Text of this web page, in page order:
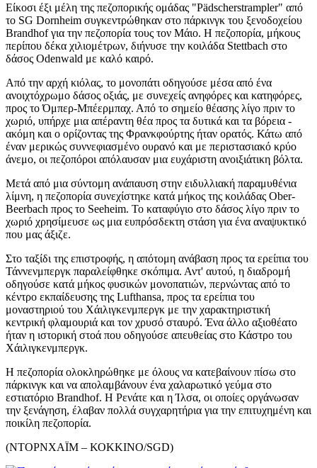
Είκοσι έξι μέλη της πεζοπορικής ομάδας "Pädscherstrampler" από
το SG Dornheim συγκεντρώθηκαν στο πάρκινγκ του ξενοδοχείου
Brandhof για την πεζοπορία τους τον Μάιο. Η πεζοπορία, μήκους
περίπου δέκα χιλιομέτρων, διήνυσε την κοιλάδα Stettbach στο
δάσος Odenwald με καλό καιρό.
Από την αρχή κιόλας, το μονοπάτι οδηγούσε μέσα από ένα
ανοιχτόχρωμο δάσος οξιάς, με συνεχείς ανηφόρες και κατηφόρες,
προς το Όμπερ-Μπέερμπαχ. Από το σημείο θέασης λίγο πριν το
χωριό, υπήρχε μια απέραντη θέα προς τα δυτικά και τα βόρεια -
ακόμη και ο ορίζοντας της Φρανκφούρτης ήταν ορατός. Κάτω από
έναν μερικώς συννεφιασμένο ουρανό και με περιστασιακό κρύο
άνεμο, οι πεζοπόροι απόλαυσαν μια ευχάριστη ανοιξιάτικη βόλτα.
Μετά από μια σύντομη ανάπαυση στην ειδυλλιακή παραμυθένια
λίμνη, η πεζοπορία συνεχίστηκε κατά μήκος της κοιλάδας Ober-
Beerbach προς το Seeheim. Το καταφύγιο στο δάσος λίγο πριν το
χωριό χρησίμευσε ως μια ευπρόσδεκτη στάση για ένα αναψυκτικό
που μας άξιζε.
Στο ταξίδι της επιστροφής, η απότομη ανάβαση προς τα ερείπια του
Τάννενμπεργκ παραλείφθηκε σκόπιμα. Αντ' αυτού, η διαδρομή
οδηγούσε κατά μήκος φυσικών μονοπατιών, περνώντας από το
κέντρο εκπαίδευσης της Lufthansa, προς τα ερείπια του
μοναστηριού του Χάιλιγκενμπεργκ με την χαρακτηριστική
κεντρική φλαμουριά και τον χρυσό σταυρό. Ένα άλλο αξιοθέατο
ήταν η ιστορική στοά που οδηγούσε απευθείας στο Κάστρο του
Χάιλιγκενμπεργκ.
Η πεζοπορία ολοκληρώθηκε με όλους να κατεβαίνουν πίσω στο
πάρκινγκ και να απολαμβάνουν ένα χαλαρωτικό γεύμα στο
εστιατόριο Brandhof. Η Ρενάτε και η Ίλσα, οι οποίες οργάνωσαν
την ξενάγηση, έλαβαν πολλά συγχαρητήρια για την επιτυχημένη και
ποικίλη πεζοπορία.
(ΝΤΟΡΝΧΑΪΜ – ΚΟΚΚΙΝΟ/SGD)